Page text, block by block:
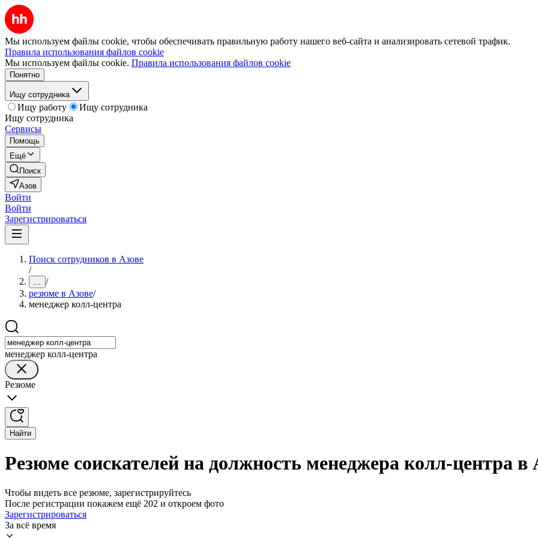
Мы используем файлы cookie, чтобы обеспечивать правильную работу нашего веб-сайта и анализировать сетевой трафик.
Правила использования файлов cookie
Мы используем файлы cookie. Правила использования файлов cookie
Понятно
Ищу сотрудника
Ищу работу
Ищу сотрудника
Ищу сотрудника
Сервисы
Помощь
Ещё
Поиск
Азов
Войти
Войти
Зарегистрироваться
Поиск сотрудников в Азове
/
... /
резюме в Азове/
менеджер колл-центра
менеджер колл-центра
Резюме
Найти
Резюме соискателей на должность менеджера колл-центра в
Чтобы видеть все резюме, зарегистрируйтесь
После регистрации покажем ещё 202 и откроем фото
Зарегистрироваться
За всё время